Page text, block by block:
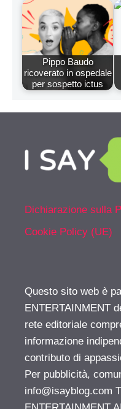
Pippo Baudo
ricoverato in ospedale
per sospetto ictus
Dichiarazione sulla
Cookie Policy (UE)
Questo sito web è
ENTERTAINMENT
rete editoriale
informazione
contributo di
Per pubblicità,
info@isayblog.com